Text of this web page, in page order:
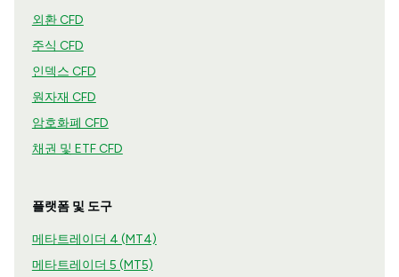
외환 CFD
주식 CFD
인덱스 CFD
원자재 CFD
암호화폐 CFD
채권 및 ETF CFD
플랫폼 및 도구
메타트레이더 4 (MT4)
메타트레이더 5 (MT5)